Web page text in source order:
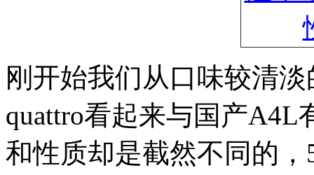
刚开始我们从口味较清
quattro看起来与国产
和性质却是截然不同的